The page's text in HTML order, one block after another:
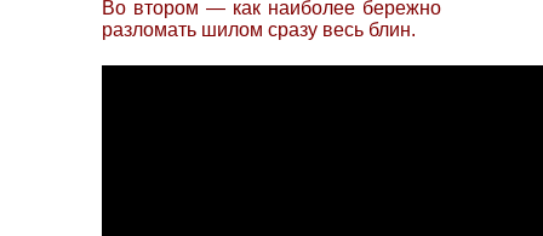
Во втором — как наиболее бережно
разломать шилом сразу весь блин.